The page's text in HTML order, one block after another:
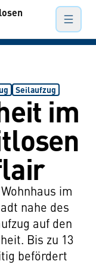
Seilaufzugim
im
nahe des
auf den
Bis zu 13
befördert